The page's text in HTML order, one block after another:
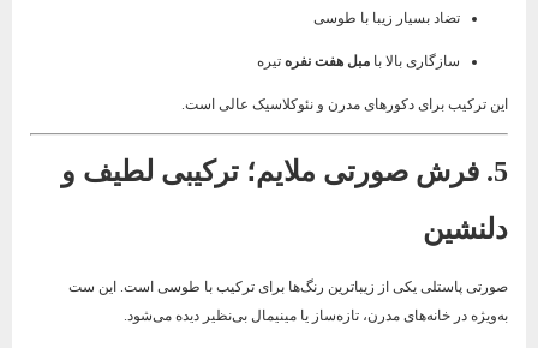
تضاد بسیار زیبا با طوسی
سازگاری بالا بامبل هفت نفره تیره
این ترکیب برای دکورهای مدرن و نئوکلاسیک عالی است.
5. فرش صورتی ملایم؛ ترکیبی لطیف و
دلنشین
صورتی پاستلی یکی از زیباترین رنگ‌ها برای ترکیب با طوسی است. این ست
به‌ویژه در خانه‌های مدرن، تازه‌ساز یا مینیمال بی‌نظیر دیده می‌شود.